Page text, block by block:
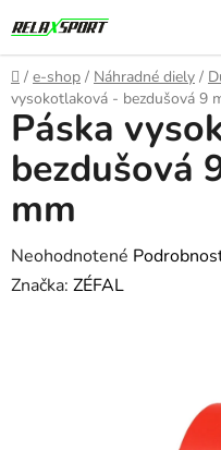
na
obsah
Domov
/ e-shop / Náhradné diely /
vysokotlaková - bezdušová 9
Páska
bezdušová
mm
Priemerné
hodnotenie
Neohodnotené
Značka: ZÉFAL